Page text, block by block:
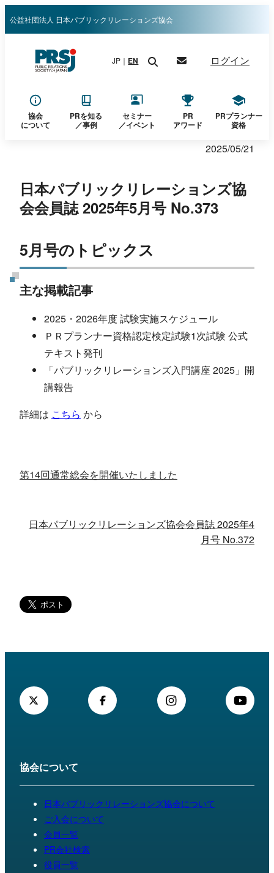
公益社団法人 日本パブリックリレーションズ協会
JP｜ EN ログイン
協会
について
PRを知る
／事例
セミナー
／イベント
PR
アワード
PRプランナー
資格
2025/05/21
日本パブリックリレーションズ協
会会員誌 2025年5月号 No.373
5月号のトピックス
主な掲載記事
2025・2026年度 試験実施スケジュール
ＰＲプランナー資格認定検定試験1次試験 公式
テキスト発刊
「パブリックリレーションズ入門講座 2025」開
講報告
詳細は こちら から
第14回通常総会を開催いたしました
日本パブリックリレーションズ協会会員誌 2025年4
月号 No.372
協会について
日本パブリックリレーションズ協会について
ご入会について
会員一覧
PR会社検索
役員一覧